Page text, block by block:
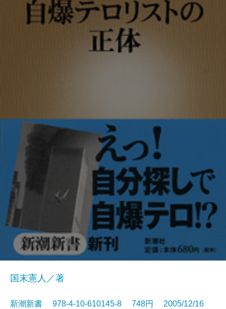
国末憲人／著
新潮新書 978-4-10-610145-8 748円 2005/12/16